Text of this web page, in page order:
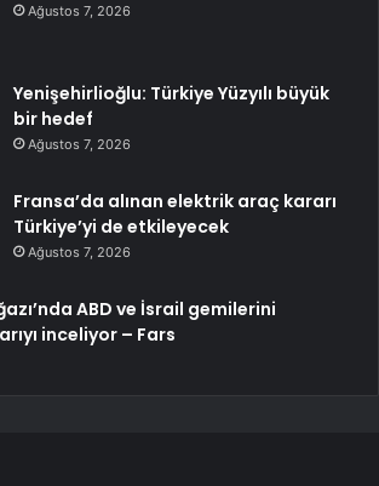
Ağustos 7, 2026
Yenişehirlioğlu: Türkiye Yüzyılı büyük
bir hedef
Ağustos 7, 2026
Fransa’da alınan elektrik araç kararı
Türkiye’yi de etkileyecek
Ağustos 7, 2026
ABD ve İsrail gemilerini
inceliyor – Fars